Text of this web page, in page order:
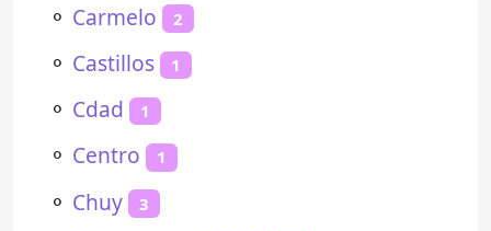
⚬ Carmelo 2
⚬ Castillos 1
⚬ Cdad 1
⚬ Centro 1
⚬ Chuy 3